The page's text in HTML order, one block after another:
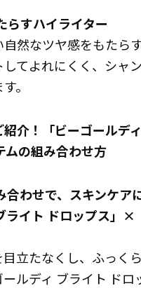
らすハイライター
然なツヤ感をもたら
てよれにくく、シャ
。
介！「ビーゴールデ
ムの組み合わせ方
合わせで、スキンケア
ライト ドロップス」×
立たなくし、ふっく
ルディ ブライト ド